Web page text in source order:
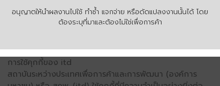
อนุญาตให้นำผลงานไปใช้ ทำซ้ำ แจกจ่าย หรือดัดแปลงงานนั้นได้ โดย
ต้องระบุที่มาและต้องไม่ใช่เพื่อการค้า
การใช้คุกกี้ของ itd
สถาบันระหว่างประเทศเพื่อการค้าและการพัฒนา (องค์การ